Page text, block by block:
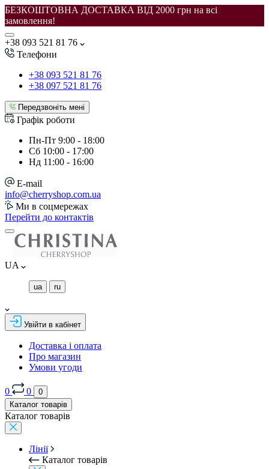
БЕЗКОШТОВНА ДОСТАВКА ВІД 2000 грн на всі
замовлення!
+38 093 521 81 76
Телефони
+38 093 521 81 76
+38 097 521 81 76
Передзвоніть мені
Графік роботи
Пн-Пт 9:00 - 18:00
Сб 10:00 - 17:00
Нд 11:00 - 16:00
E-mail
info@cherryshop.com.ua
Ми в соцмережах
Перейти до контактів
UA
ua ru
Увійти в кабінет
Доставка і оплата
Про магазин
Умови угоди
0 0
0
Каталог товарів
Каталог товарів
Лінії
Каталог товарів